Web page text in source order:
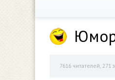
7616 читателей, 271